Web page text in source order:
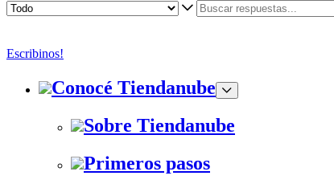
Escribinos!
Conocé Tiendanube
Sobre Tiendanube
Primeros pasos